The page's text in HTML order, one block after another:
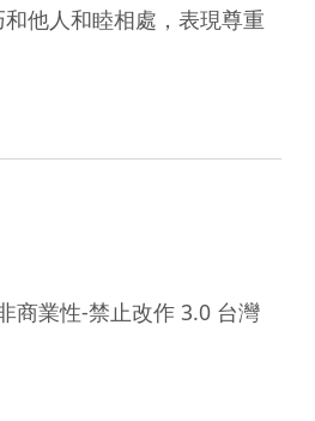
他人和睦相處，表現尊重
商業性-禁止改作 3.0 台灣